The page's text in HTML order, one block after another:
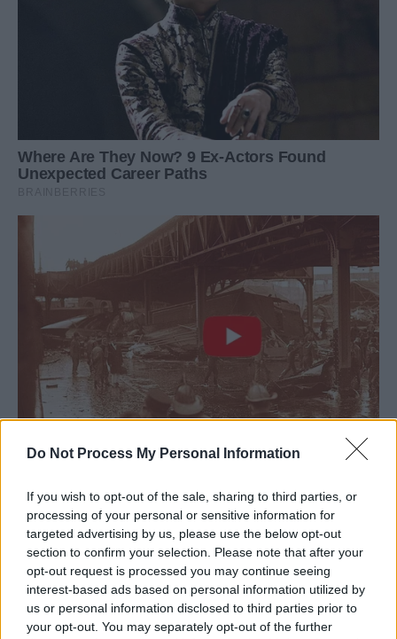
Do Not Process My Personal Information
If you wish to opt-out of the sale, sharing to third parties, or
processing of your personal or sensitive information for
targeted advertising by us, please use the below opt-out
section to confirm your selection. Please note that after your
opt-out request is processed you may continue seeing
interest-based ads based on personal information utilized by
us or personal information disclosed to third parties prior to
your opt-out. You may separately opt-out of the further